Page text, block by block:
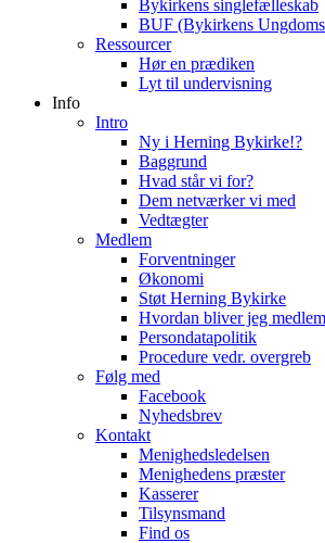
Bykirkens singlefælleskab
BUF (Bykirkens
Ressourcer
Hør en prædiken
Lyt til undervisning
Info
Intro
Ny i Herning Bykirke!?
Baggrund
Hvad står vi for?
Dem netværker vi med
Vedtægter
Medlem
Forventninger
Økonomi
Støt Herning Bykirke
Hvordan bliver jeg
Persondatapolitik
Procedure vedr. overgreb
Følg med
Facebook
Nyhedsbrev
Kontakt
Menighedsledelsen
Menighedens præster
Kasserer
Tilsynsmand
Find os